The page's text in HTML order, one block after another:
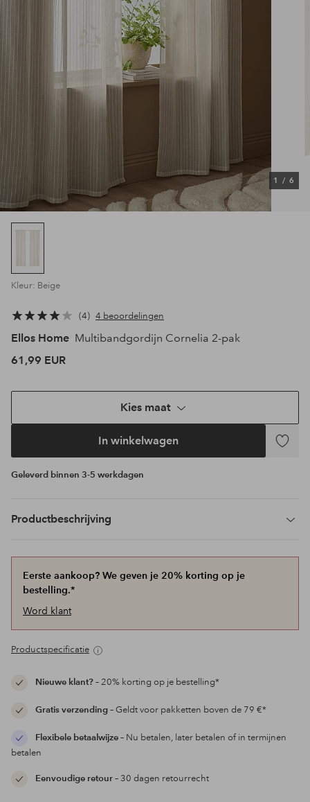
1 / 6
Kleur: Beige
4 4 beoordelingen
Ellos Home Multibandgordijn Cornelia 2-pak
61,99 EUR
Kies maat
In winkelwagen
Geleverd binnen 3-5 werkdagen
Productbeschrijving
Eerste aankoop? We geven je 20% korting op je
bestelling.*
Word klant
Productspecificatie
Nieuwe klant?– 20% korting op je bestelling*
Gratis verzending– Geldt voor pakketten boven de 79 €*
Flexibele betaalwijze– Nu betalen, later betalen of in termijnen
betalen
Eenvoudige retour– 30 dagen retourrecht